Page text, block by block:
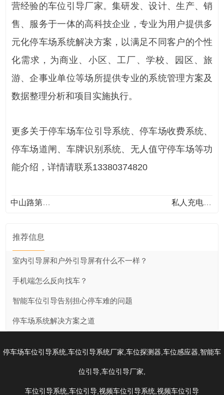
营经验的车位引导厂家。集研发、设计、生产、销
售、服务于一体的高科技企业，专业为用户提供多
元化停车场系统解决方案，以满足不同客户的个性
化需求，为商业、小区、工厂、学校、园区、旅
游、企事业单位等场所提供专业的系统管理方案及
数据整理分析和项目实施执行。
更多关于停车场车位引导系统、停车场收费系统、
停车场道闸、车牌识别系统、无人值守停车场等功
能介绍，详情请联系13380374820
中山路第一个智慧停车场 已经启动建设 私人充电桩难进小区？
推荐信息
室内引导屏和户外引导屏有什么不一样？
手机端怎么反向找车？
智能车位引导告别担心停车难的问题
停车场系统解决方案之道
停车场车位引导系统 车位引导系统厂家 车位探测器 车位感应器 智能车
位引导 车位引导厂家
车位引导系统 车位引导 视频车位引导系统 视频车位引导